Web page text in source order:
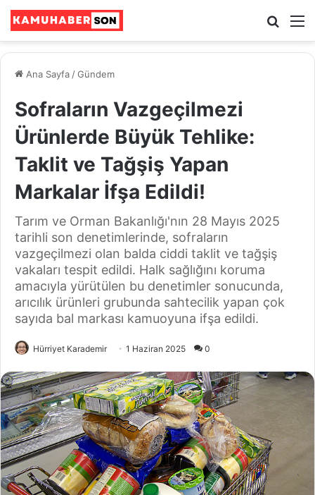
Ara
Ana Sayfa /Gündem
Sofraların Vazgeçilmezi
Ürünlerde Büyük Tehlike:
Taklit ve Tağşiş Yapan
Markalar İfşa Edildi!
Tarım ve Orman Bakanlığı'nın 28 Mayıs 2025
tarihli son denetimlerinde, sofraların
vazgeçilmezi olan balda ciddi taklit ve tağşiş
vakaları tespit edildi. Halk sağlığını koruma
amacıyla yürütülen bu denetimler sonucunda,
arıcılık ürünleri grubunda sahtecilik yapan çok
sayıda bal markası kamuoyuna ifşa edildi.
Hürriyet Karademir 1 Haziran 2025 0